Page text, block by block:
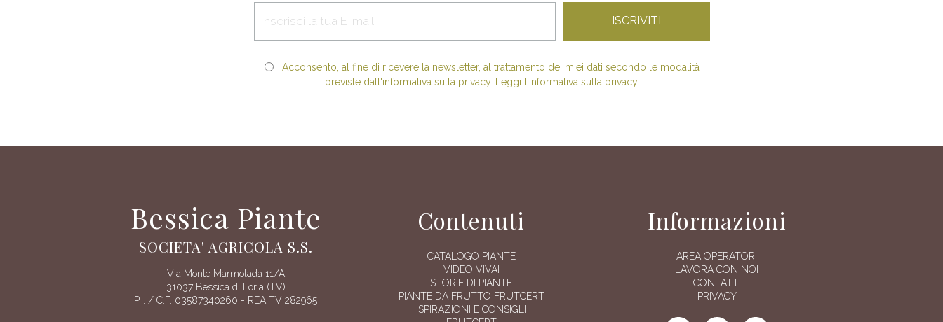
Acconsento, al fine di ricevere la newsletter, al trattamento dei miei dati secondo le modalità
previste dall'informativa sulla privacy. Leggi l'informativa sulla privacy.
Bessica Piante
SOCIETA' AGRICOLA S.S.
Via Monte Marmolada 11/A
31037 Bessica di Loria (TV)
P.I. / C.F. 03587340260 - REA TV 282965
Contenuti
CATALOGO PIANTE
VIDEO VIVAI
STORIE DI PIANTE
PIANTE DA FRUTTO FRUTCERT
ISPIRAZIONI E CONSIGLI
Informazioni
AREA OPERATORI
LAVORA CON NOI
CONTATTI
PRIVACY